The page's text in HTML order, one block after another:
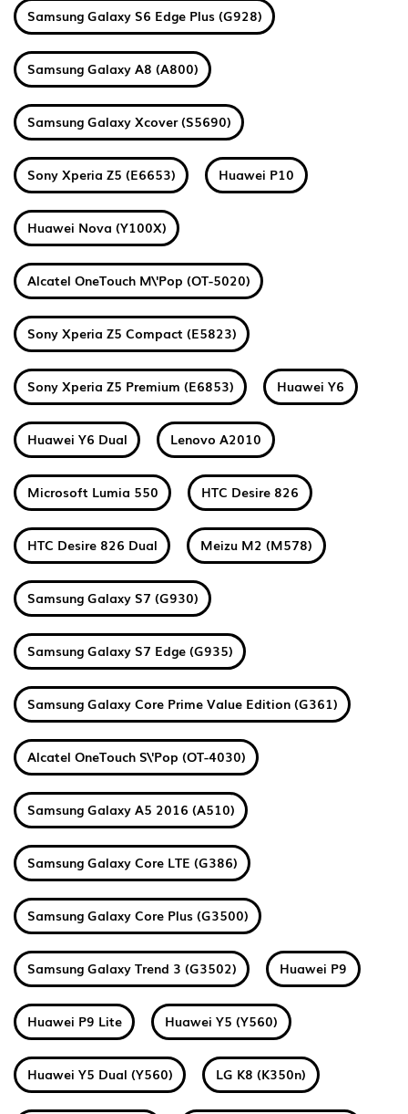
Samsung Galaxy S6 Edge Plus (G928)
Samsung Galaxy A8 (A800)
Samsung Galaxy Xcover (S5690)
Sony Xperia Z5 (E6653) Huawei P10
Huawei Nova (Y100X)
Alcatel OneTouch M\'Pop (OT-5020)
Sony Xperia Z5 Compact (E5823)
Sony Xperia Z5 Premium (E6853) Huawei Y6
Huawei Y6 Dual Lenovo A2010
Microsoft Lumia 550 HTC Desire 826
HTC Desire 826 Dual Meizu M2 (M578)
Samsung Galaxy S7 (G930)
Samsung Galaxy S7 Edge (G935)
Samsung Galaxy Core Prime Value Edition (G361)
Alcatel OneTouch S\'Pop (OT-4030)
Samsung Galaxy A5 2016 (A510)
Samsung Galaxy Core LTE (G386)
Samsung Galaxy Core Plus (G3500)
Samsung Galaxy Trend 3 (G3502) Huawei P9
Huawei P9 Lite Huawei Y5 (Y560)
Huawei Y5 Dual (Y560) LG K8 (K350n)